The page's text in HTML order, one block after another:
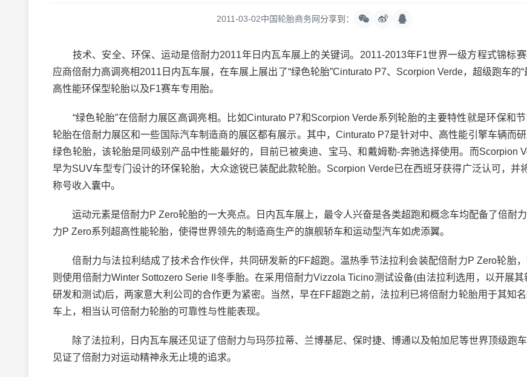
2011-03-02中国轮胎商务网分享到：
技术、安全、环保、运动是倍耐力2011年日内瓦车展上的关键词。2011-2013年F1世界一级方程式锦标
应商倍耐力高调亮相2011日内瓦车展，在车展上展出了“绿色轮胎”Cinturato P7、Scorpion Verde，超级跑车的“
高性能环保型轮胎以及F1赛车专用胎。
“绿色轮胎”在倍耐力展区高调亮相。比如Cinturato P7和Scorpion Verde系列轮胎的主要特性就是环保和
轮胎在倍耐力展区和一些国际汽车制造商的展区都有展示。其中，Cinturato P7是针对中、高性能引擎车辆而
绿色轮胎，该轮胎是同级别产品中性能最好的，目前已被奥迪、宝马、和戴姆勒-奔驰选择使用。而Scorpion
早为SUV车型专门设计的环保轮胎，大众途锐已装配此款轮胎。Scorpion Verde已在西班牙获得广泛认可，并
称号收入囊中。
运动元素是倍耐力P Zero轮胎的一大亮点。日内瓦车展上，最令人兴奋是各类超跑和概念车均配备了倍耐
力P Zero系列超高性能轮胎，使得世界领先的制造商生产的旗舰轿车和运动型汽车如虎添翼。
倍耐力与法拉利结成了技术合作伙伴，共同研发新的FF超跑。温热季节法拉利会装配倍耐力P Zero轮胎
则使用倍耐力Winter Sottozero Serie II冬季胎。在采用倍耐力Vizzola Ticino测试设备(由法拉利选用，以开展其
研发和测试)后，两家意大利公司的合作更为紧密。当然，早在FF超跑之前，法拉利已将倍耐力轮胎用于其知
车上，相当认可倍耐力轮胎的可靠性与性能表现。
除了法拉利，日内瓦车展还见证了倍耐力与玛莎拉蒂、兰博基尼、保时捷、博通以及帕加尼等世界顶级跑
见证了倍耐力对运动精神永无止境的追求。